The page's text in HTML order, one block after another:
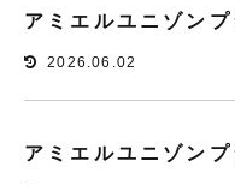
アミエルユニゾン
2026.06.02
アミエルユニゾン